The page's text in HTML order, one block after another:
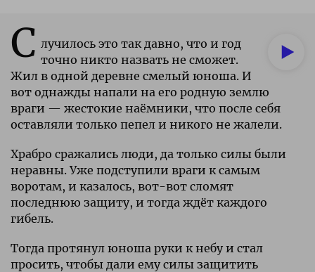
С лучилось это так давно, что и год
точно никто назвать не сможет.
Жил в одной деревне смелый юноша. И
вот однажды напали на его родную землю
враги — жестокие наёмники, что после себя
оставляли только пепел и никого не жалели.
Храбро сражались люди, да только силы были
неравны. Уже подступили враги к самым
воротам, и казалось, вот-вот сломят
последнюю защиту, и тогда ждёт каждого
гибель.
Тогда протянул юноша руки к небу и стал
просить, чтобы дали ему силы защитить